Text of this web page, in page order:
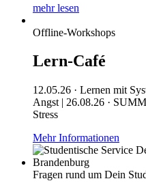
mehr lesen
Offline-Workshops
Lern-Café
12.05.26 · Lernen mit
Angst | 26.08.26 ·
Stress
Mehr Informationen
Fragen rund um Dein